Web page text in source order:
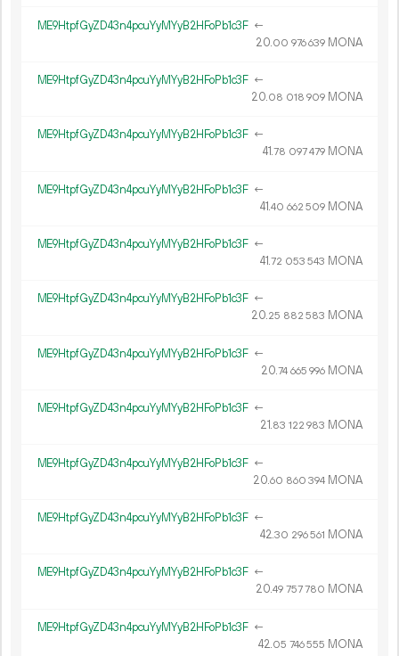
ME9HtpfGyZD43n4pcuYyMYyB2HFoPb1c3F ←
20.00 976639 MONA
ME9HtpfGyZD43n4pcuYyMYyB2HFoPb1c3F ←
20.08 018 909 MONA
ME9HtpfGyZD43n4pcuYyMYyB2HFoPb1c3F ←
41.78 097479 MONA
ME9HtpfGyZD43n4pcuYyMYyB2HFoPb1c3F ←
41.40 662 509 MONA
ME9HtpfGyZD43n4pcuYyMYyB2HFoPb1c3F ←
41.72 053 543 MONA
ME9HtpfGyZD43n4pcuYyMYyB2HFoPb1c3F ←
20.25 882 583 MONA
ME9HtpfGyZD43n4pcuYyMYyB2HFoPb1c3F ←
20.74 665 996 MONA
ME9HtpfGyZD43n4pcuYyMYyB2HFoPb1c3F ←
21.83 122 983 MONA
ME9HtpfGyZD43n4pcuYyMYyB2HFoPb1c3F ←
20.60 860 394 MONA
ME9HtpfGyZD43n4pcuYyMYyB2HFoPb1c3F ←
42.30 296561 MONA
ME9HtpfGyZD43n4pcuYyMYyB2HFoPb1c3F ←
20.49 757780 MONA
ME9HtpfGyZD43n4pcuYyMYyB2HFoPb1c3F ←
42.05 746555 MONA